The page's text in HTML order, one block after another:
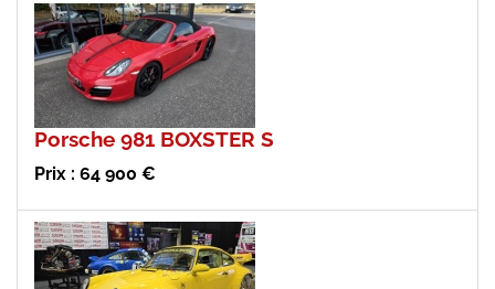
Porsche 981 BOXSTER S
Prix : 64 900 €